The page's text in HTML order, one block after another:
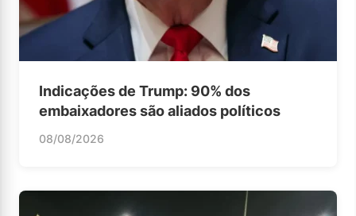
Indicações de Trump: 90% dos
embaixadores são aliados políticos
08/08/2026